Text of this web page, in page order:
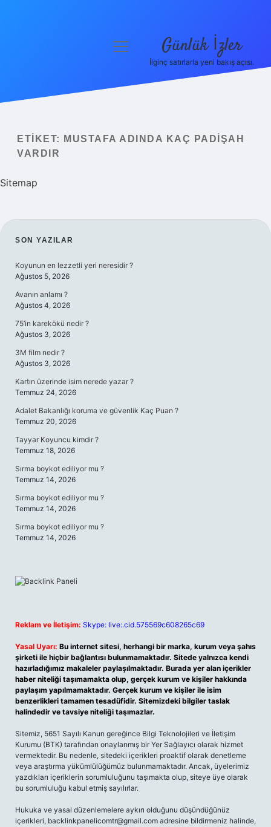
Yasal Uyarı
menüyü
Günlük İzler
İlginç satırlarla yeni bakış açısı.
ETIKET:
MUSTAFA ADINDA KAÇ PADIŞAH
VARDIR
Sitemap
SIDEBAR
SON YAZILAR
Koyunun en lezzetli yeri neresidir ?
Ağustos 5, 2026
Avanın anlamı ?
Ağustos 4, 2026
75’in karekökü nedir ?
Ağustos 3, 2026
3M film nedir ?
Ağustos 3, 2026
Kartın üzerinde isim nerede yazar ?
Temmuz 24, 2026
Adalet Bakanlığı koruma ve güvenlik Kaç Puan ?
Temmuz 20, 2026
Tayyar Koyuncu kimdir ?
Temmuz 18, 2026
Sırma boykot ediliyor mu ?
Temmuz 14, 2026
Sırma boykot ediliyor mu ?
Temmuz 14, 2026
Sırma boykot ediliyor mu ?
Temmuz 14, 2026
Reklam ve İletişim: Skype: live:.cid.575569c608265c69
Yasal Uyarı: Bu internet sitesi, herhangi bir marka, kurum veya şahıs
şirketi ile hiçbir bağlantısı bulunmamaktadır. Sitede yalnızca kendi
hazırladığımız makaleler paylaşılmaktadır. Burada yer alan içerikler
haber niteliği taşımamakta olup, gerçek kurum ve kişiler hakkında
paylaşım yapılmamaktadır. Gerçek kurum ve kişiler ile isim
benzerlikleri tamamen tesadüfidir. Sitemizdeki bilgiler taslak
halindedir ve tavsiye niteliği taşımazlar.
Sitemiz, 5651 Sayılı Kanun gereğince Bilgi Teknolojileri ve İletişim
Kurumu (BTK) tarafından onaylanmış bir Yer Sağlayıcı olarak hizmet
vermektedir. Bu nedenle, sitedeki içerikleri proaktif olarak denetleme
veya araştırma yükümlülüğümüz bulunmamaktadır. Ancak, üyelerimiz
yazdıkları içeriklerin sorumluluğunu taşımakta olup, siteye üye olarak
bu sorumluluğu kabul etmiş sayılırlar.
Hukuka ve yasal düzenlemelere aykırı olduğunu düşündüğünüz
içerikleri, backlinkpanelicomtr@gmail.com adresine bildirmeniz halinde,